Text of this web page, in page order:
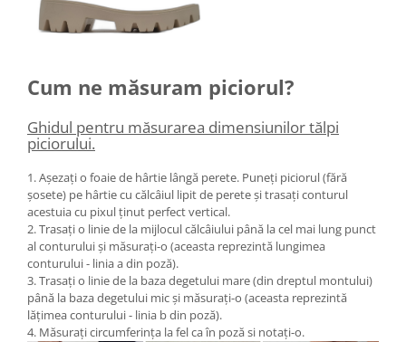
Cum ne măsuram piciorul?
Ghidul pentru măsurarea dimensiunilor tălpi
piciorului.
1. Așezați o foaie de hârtie lângă perete. Puneți piciorul (fără
șosete) pe hârtie cu călcâiul lipit de perete și trasați conturul
acestuia cu pixul ținut perfect vertical.
2. Trasați o linie de la mijlocul călcâiului până la cel mai lung punct
al conturului și măsurați-o (aceasta reprezintă lungimea
conturului - linia a din poză).
3. Trasați o linie de la baza degetului mare (din dreptul montului)
până la baza degetului mic și măsurați-o (aceasta reprezintă
lățimea conturului - linia b din poză).
4. Măsurați circumferința la fel ca în poză si notați-o.